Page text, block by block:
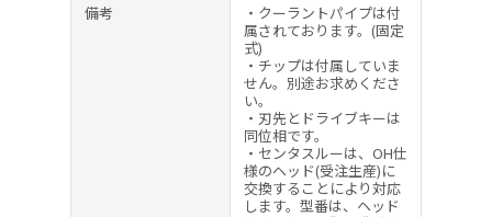
備考
・クーラントパイプは付
属されております。(固定
式)
・チップは付属していま
せん。別途お求めくださ
い。
・刃先とドライブキーは
同位相です。
・センタスルーは、OH仕
様のヘッド(受注生産)に
交換することにより対応
します。型番は、ヘッド